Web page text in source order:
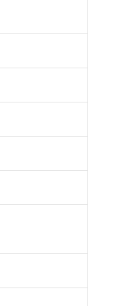
提供可能な商品です。
り替える予定のある商品で
で、対応品を出す予定はあ
明した場合などやむを得